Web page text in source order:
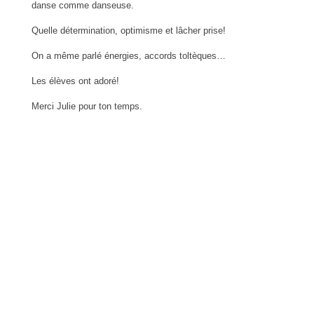
danse comme danseuse.
Quelle détermination, optimisme et lâcher prise!
On a même parlé énergies, accords toltèques…
Les élèves ont adoré!
Merci Julie pour ton temps.